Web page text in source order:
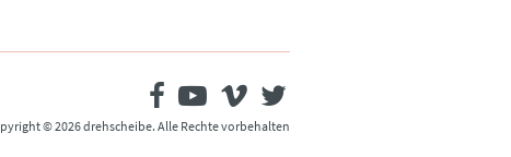
© 2026 drehscheibe. Alle Rechte vorbehalten